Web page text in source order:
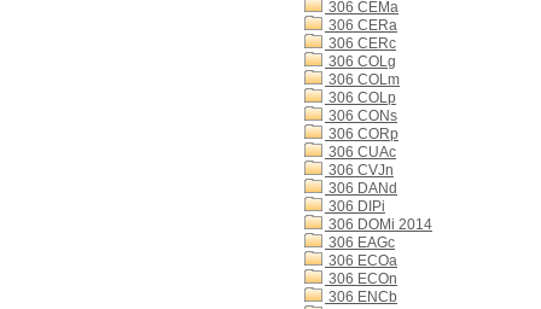
306 CEMa
306 CERa
306 CERc
306 COLg
306 COLm
306 COLp
306 CONs
306 CORp
306 CUAc
306 CVJn
306 DANd
306 DIPi
306 DOMi 2014
306 EAGc
306 ECOa
306 ECOn
306 ENCb